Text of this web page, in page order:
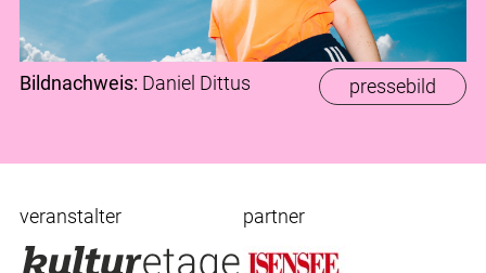
pressebild
Bildnachweis: Daniel Dittus
veranstalter partner